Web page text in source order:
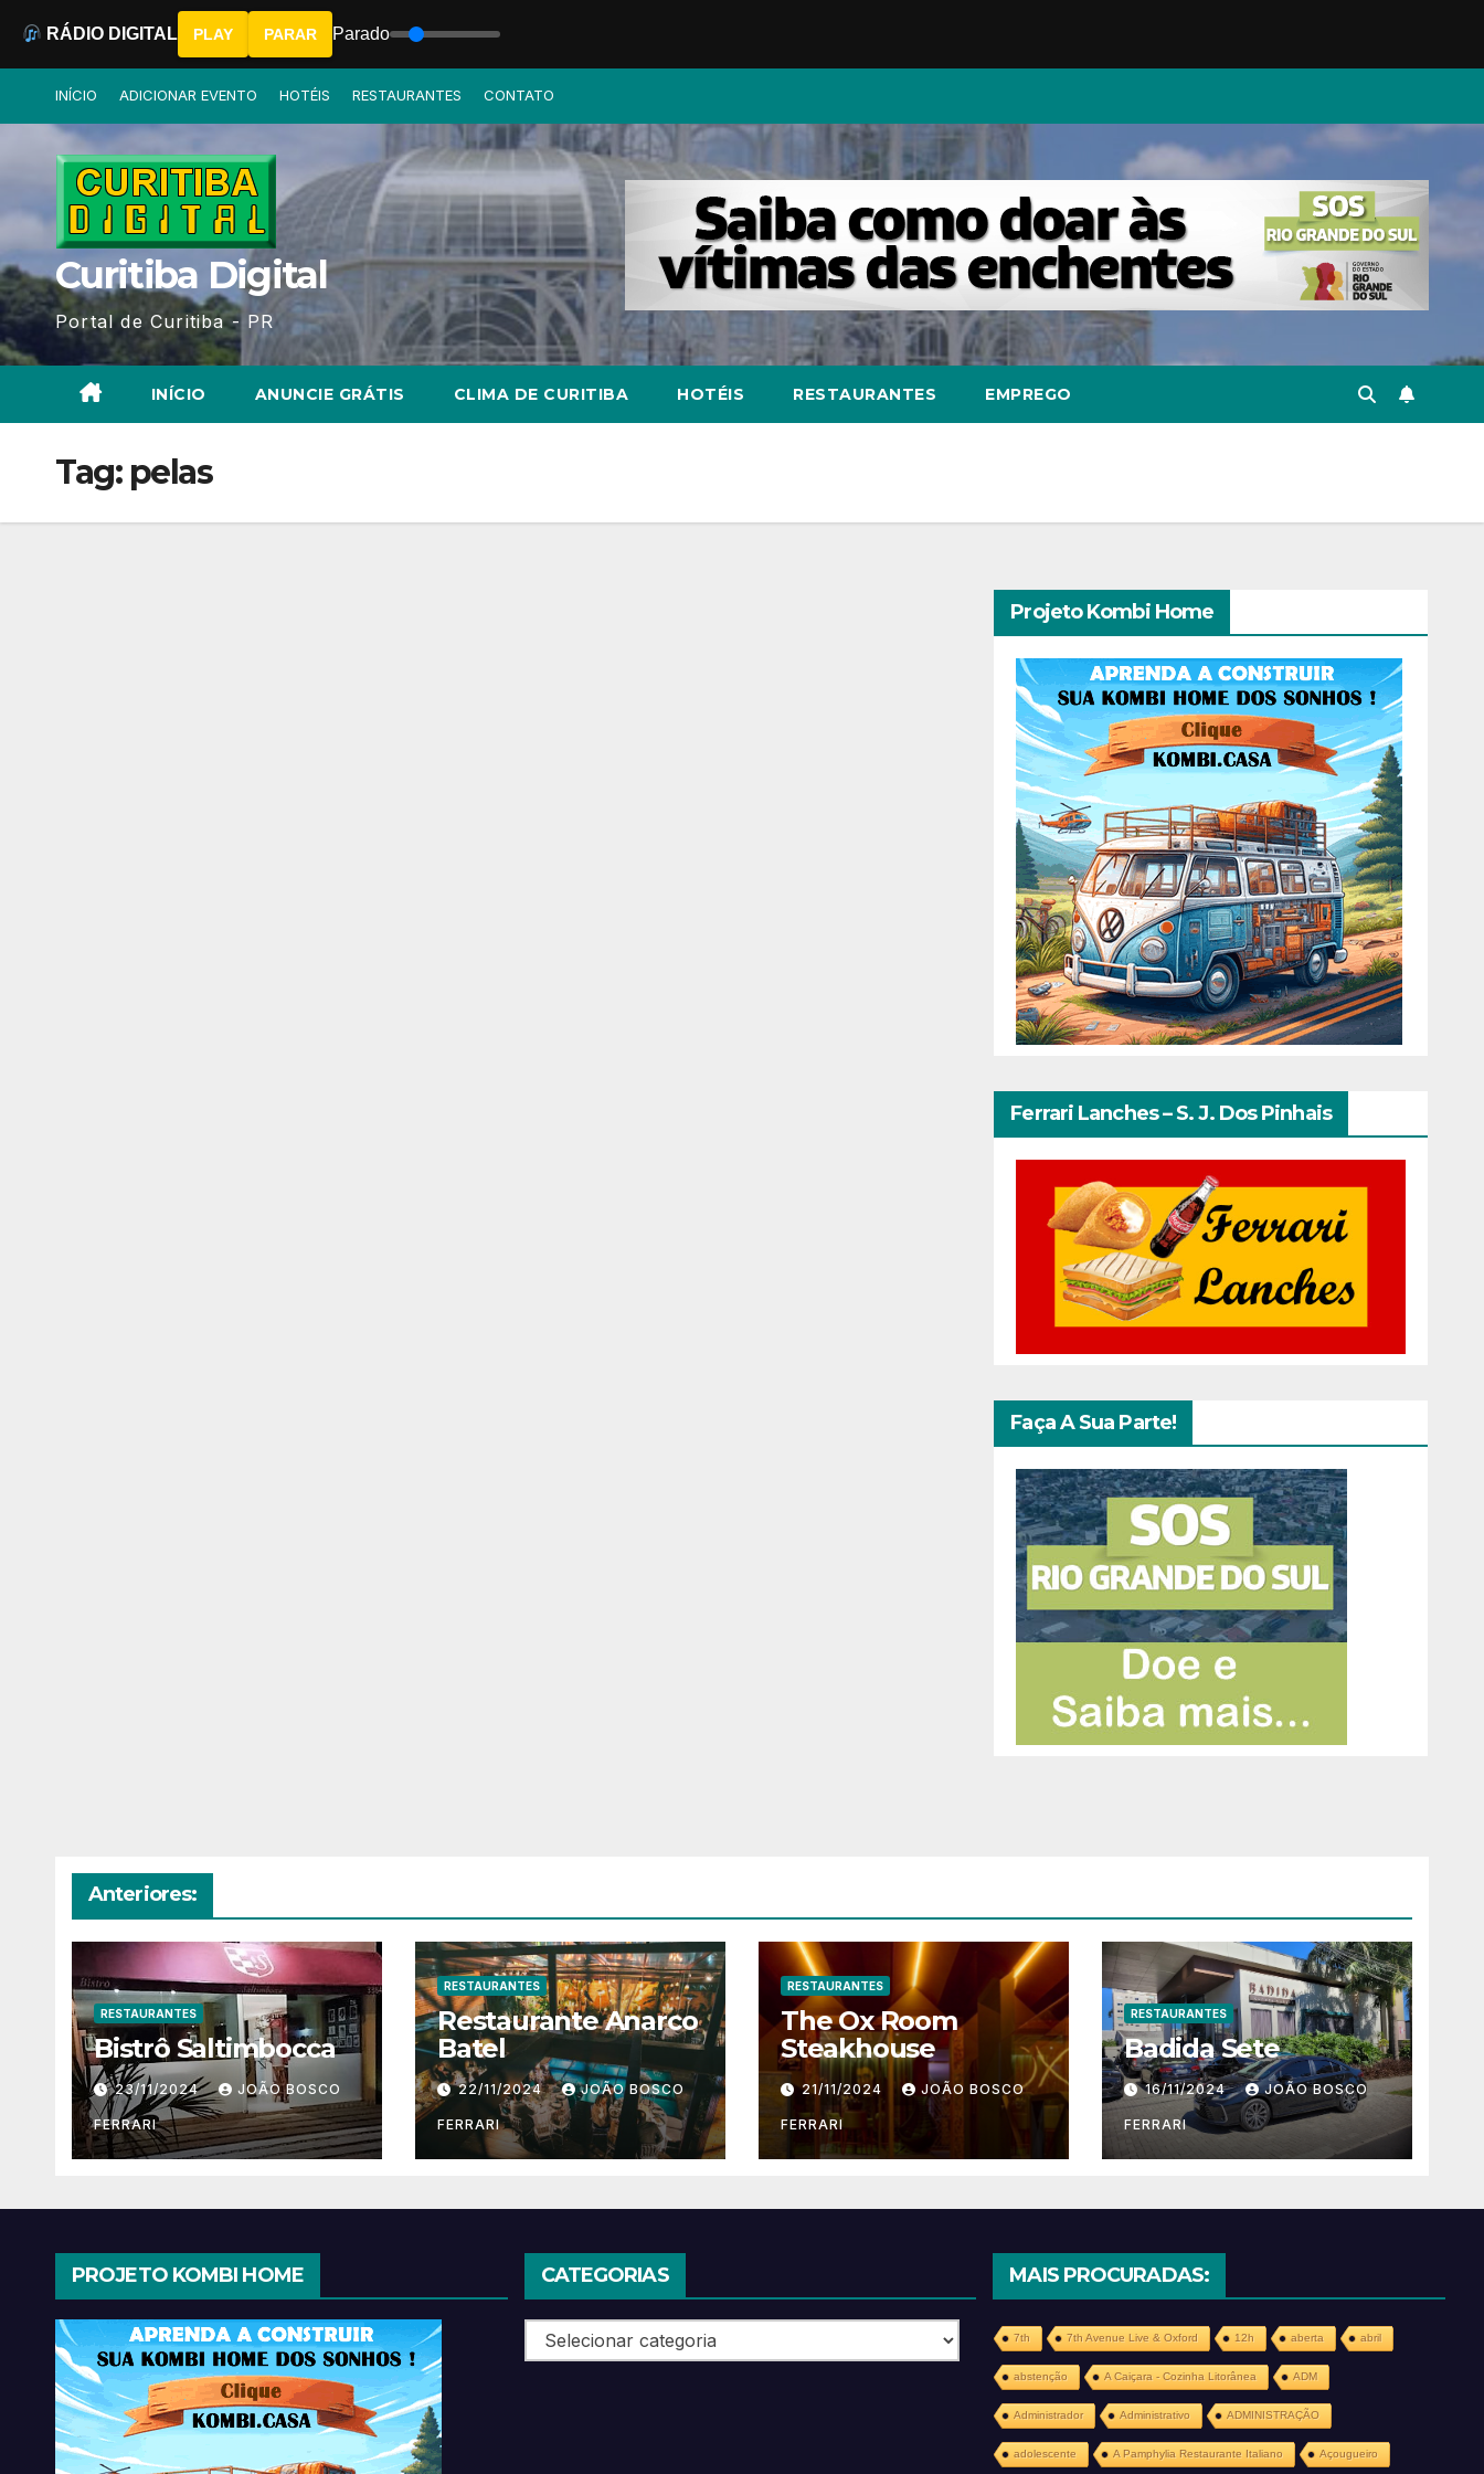
INÍCIO ADICIONAR EVENTO HOTÉIS RESTAURANTES CONTATO
Curitiba Digital
Portal de Curitiba - PR
INÍCIO ANUNCIE GRÁTIS CLIMA DE CURITIBA HOTÉIS RESTAURANTES EMPREGO
Tag: pelas
Projeto Kombi Home
Ferrari Lanches – S. J. Dos Pinhais
Faça A Sua Parte!
Anteriores:
RESTAURANTES
Bistrô Saltimbocca
23/11/2024 JOÃO BOSCO
FERRARI
RESTAURANTES
Restaurante Anarco
Batel
22/11/2024 JOÃO BOSCO
FERRARI
RESTAURANTES
The Ox Room
Steakhouse
21/11/2024 JOÃO BOSCO
FERRARI
RESTAURANTES
Badida Sete
16/11/2024 JOÃO BOSCO
FERRARI
PROJETO KOMBI HOME CATEGORIAS
Categorias
MAIS PROCURADAS:
7th 7th Avenue Live & Oxford 12h aberta abril
abstenção A Caiçara - Cozinha Litorânea ADM
Administrador Administrativo ADMINISTRAÇÃO
adolescente A Pamphylia Restaurante Italiano Açougueiro
RÁDIO DIGITAL PLAY PARAR Parado